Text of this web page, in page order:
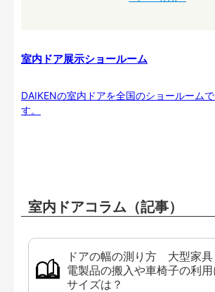
室内ドア展示ショールーム
DAIKENの室内ドアを全国のショールーム
す。
室内ドアコラム（記事）
ドアの幅の測り方 大型家具
電製品の搬入や車椅子の利
サイズは？